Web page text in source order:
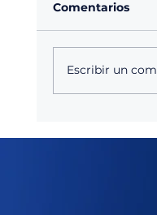
Comentarios
Escribir un